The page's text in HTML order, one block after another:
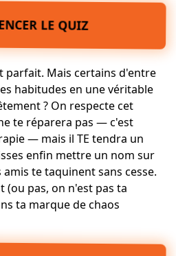
LE QUIZ
parfait. Mais certains d'entre
habitudes en une véritable
? On respecte cet
te réparera pas — c'est
— mais il TE tendra un
enfin mettre un nom sur
te taquinent sans cesse.
(ou pas, on n'est pas ta
ta marque de chaos